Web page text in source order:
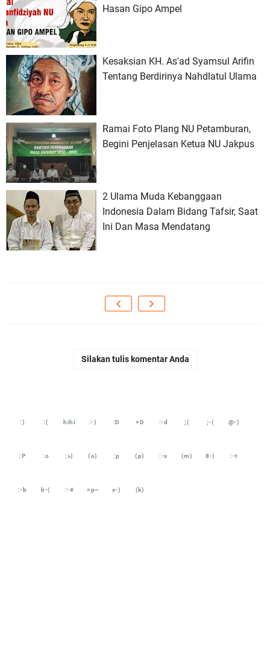
Hasan Gipo Ampel
Kesaksian KH. As'ad Syamsul Arifin
Tentang Berdirinya Nahdlatul Ulama
Ramai Foto Plang NU Petamburan,
Begini Penjelasan Ketua NU Jakpus
2 Ulama Muda Kebanggaan
Indonesia Dalam Bidang Tafsir, Saat
Ini Dan Masa Mendatang
Silakan tulis komentar Anda
:) :( hihi :-) :D =D :-d ;( ;-( @-)
:P :o :>) (o) :p (p) :-s (m) 8-) :-t
:-b b-( :-# =p~ x-) (k)